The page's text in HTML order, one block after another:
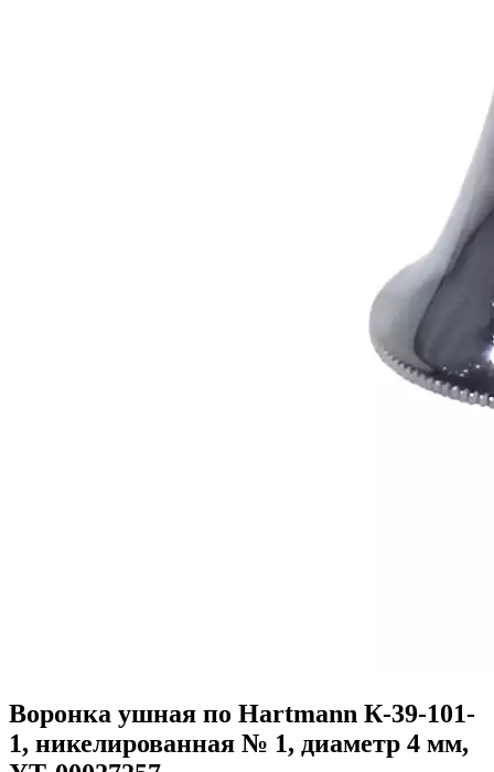
Воронка ушная по Hartmann К-39-101-
1, никелированная № 1, диаметр 4 мм,